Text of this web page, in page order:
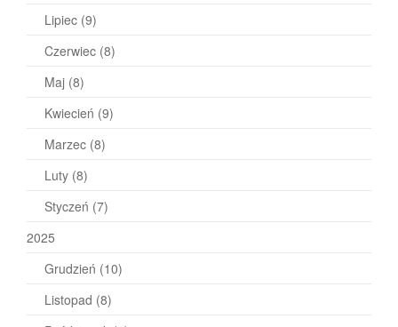
Lipiec (9)
Czerwiec (8)
Maj (8)
Kwiecień (9)
Marzec (8)
Luty (8)
Styczeń (7)
2025
Grudzień (10)
Listopad (8)